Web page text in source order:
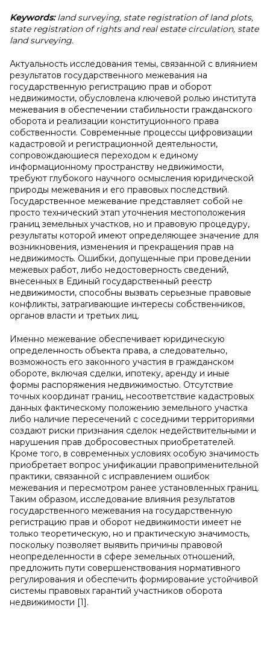
Keywords:land surveying, state registration of land plots,
state registration of rights and real estate circulation, state
land surveying.
Актуальность исследования темы, связанной с влиянием
результатов государственного межевания на
государственную регистрацию прав и оборот
недвижимости, обусловлена ключевой ролью института
межевания в обеспечении стабильности гражданского
оборота и реализации конституционного права
собственности. Современные процессы цифровизации
кадастровой и регистрационной деятельности,
сопровождающиеся переходом к единому
информационному пространству недвижимости,
требуют глубокого научного осмысления юридической
природы межевания и его правовых последствий.
Государственное межевание представляет собой не
просто технический этап уточнения местоположения
границ земельных участков, но и правовую процедуру,
результаты которой имеют определяющее значение для
возникновения, изменения и прекращения прав на
недвижимость. Ошибки, допущенные при проведении
межевых работ, либо недостоверность сведений,
внесенных в Единый государственный реестр
недвижимости, способны вызвать серьезные правовые
конфликты, затрагивающие интересы собственников,
органов власти и третьих лиц.
Именно межевание обеспечивает юридическую
определенность объекта права, а следовательно,
возможность его законного участия в гражданском
обороте, включая сделки, ипотеку, аренду и иные
формы распоряжения недвижимостью. Отсутствие
точных координат границ, несоответствие кадастровых
данных фактическому положению земельного участка
либо наличие пересечений с соседними территориями
создают риски признания сделок недействительными и
нарушения прав добросовестных приобретателей.
Кроме того, в современных условиях особую значимость
приобретает вопрос унификации правоприменительной
практики, связанной с исправлением ошибок
межевания и пересмотром ранее установленных границ.
Таким образом, исследование влияния результатов
государственного межевания на государственную
регистрацию прав и оборот недвижимости имеет не
только теоретическую, но и практическую значимость,
поскольку позволяет выявить причины правовой
неопределенности в сфере земельных отношений,
предложить пути совершенствования нормативного
регулирования и обеспечить формирование устойчивой
системы правовых гарантий участников оборота
недвижимости [1].